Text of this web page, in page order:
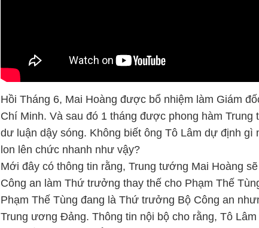
Hồi Tháng 6, Mai Hoàng được bổ nhiệm làm Giám
Chí Minh. Và sau đó 1 tháng được phong hàm
dư luận dậy sóng. Không biết ông Tô Lâm dự định gì
lon lên chức nhanh như vậy?
Mới đây có thông tin rằng, Trung tướng Mai Hoàng
Công an làm Thứ trưởng thay thế cho Phạm Thế
Phạm Thế Tùng đang là Thứ trưởng Bộ Công an
Trung ương Đảng. Thông tin nội bộ cho rằng, Tô